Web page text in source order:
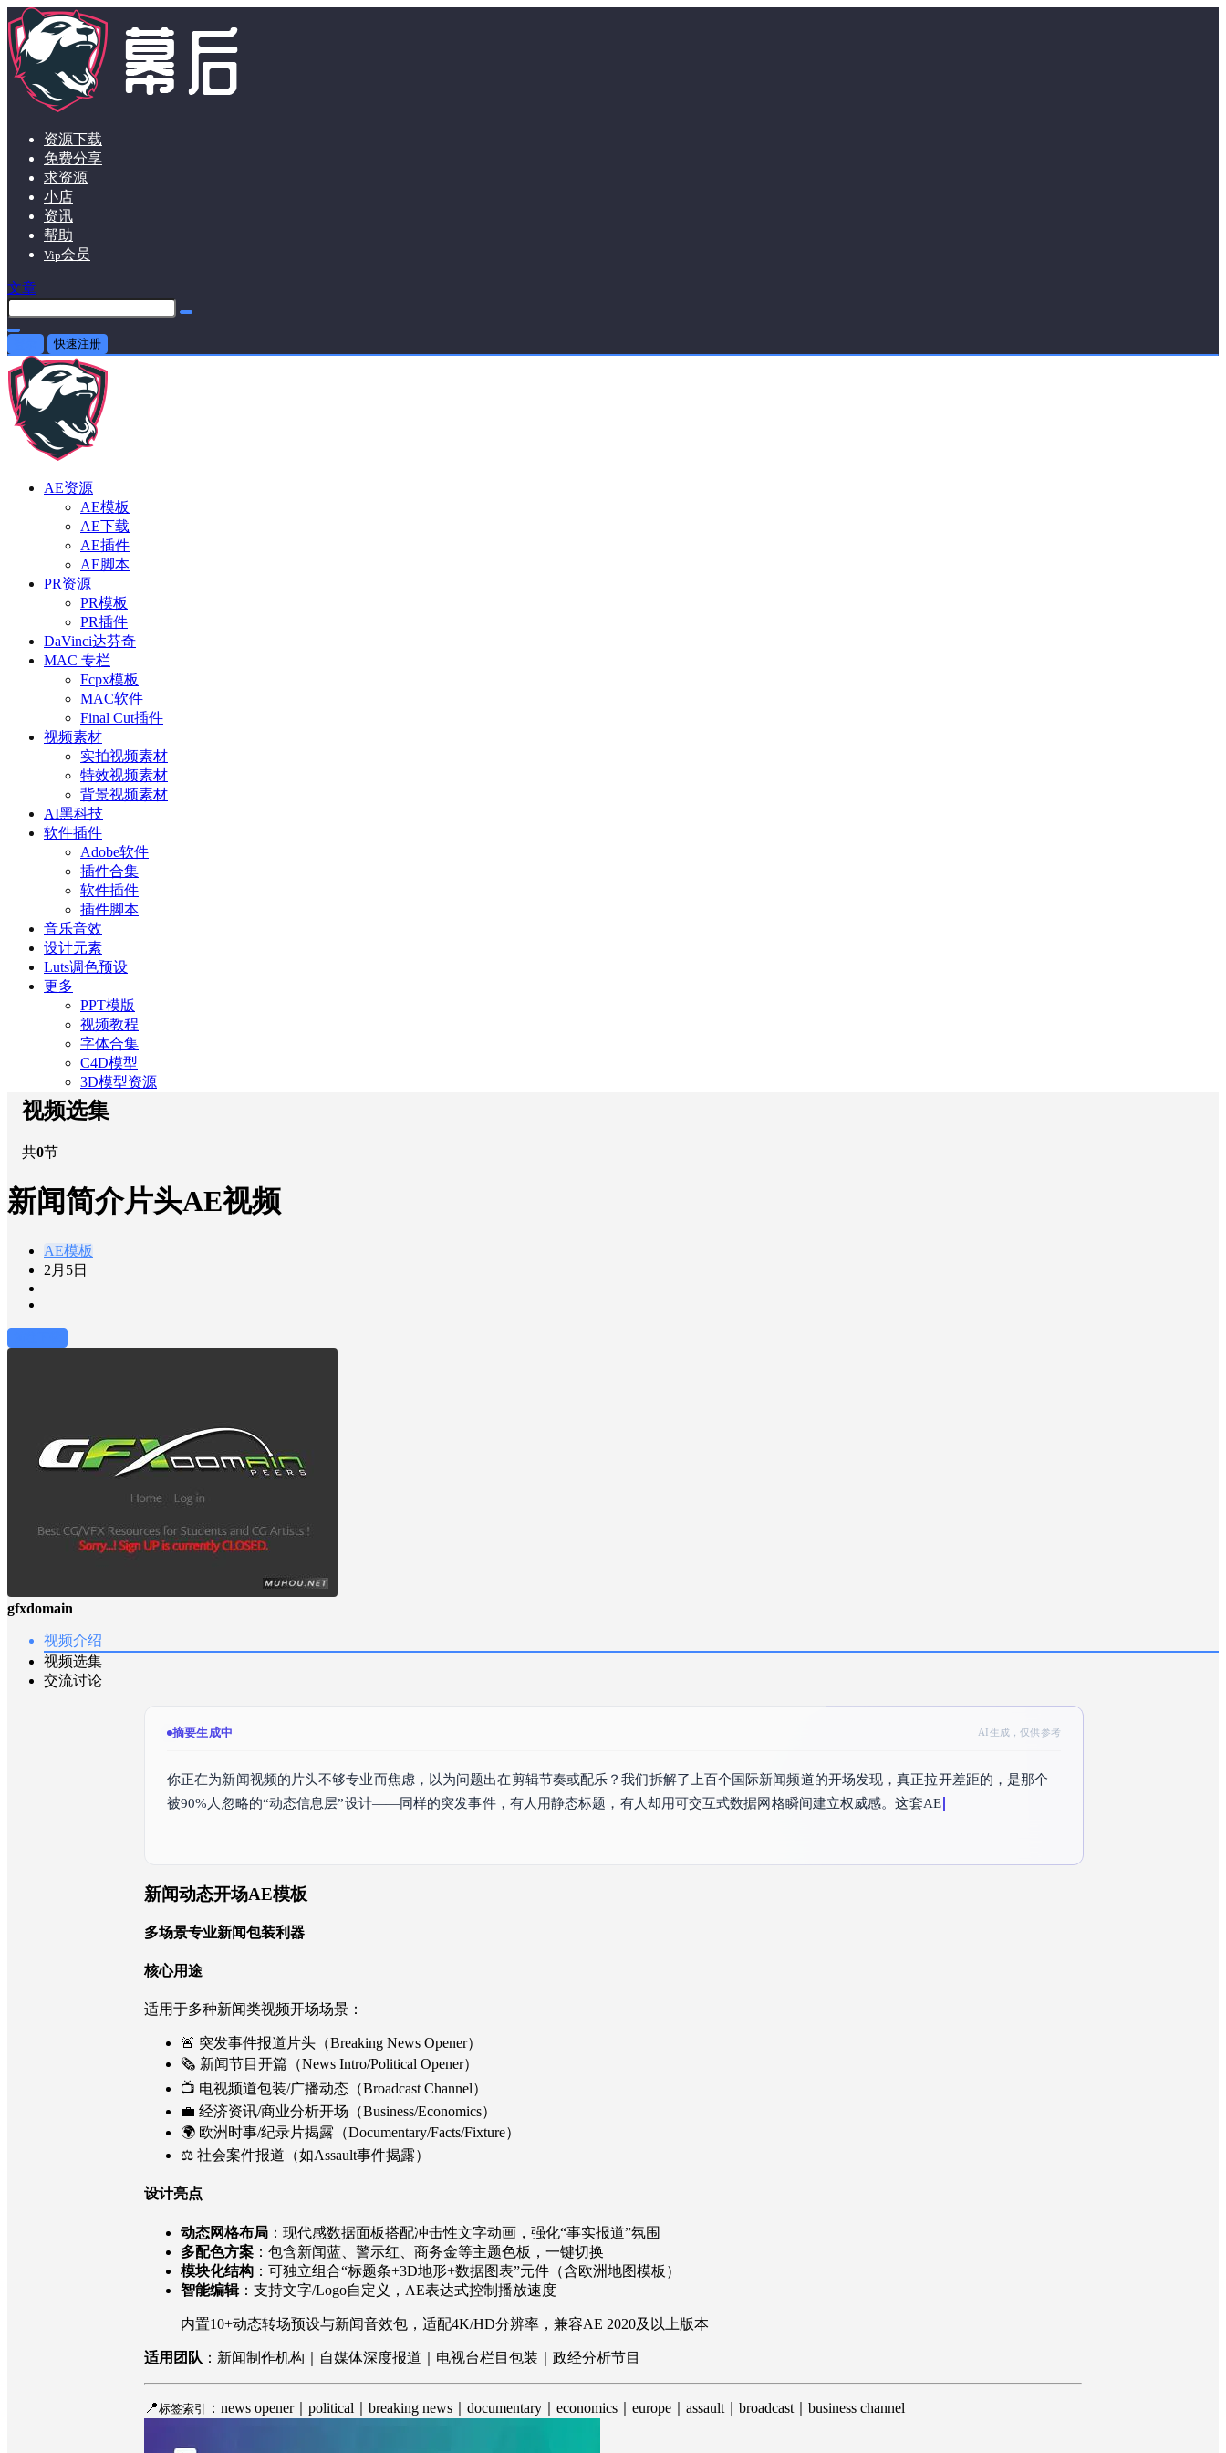
资源下载
免费分享
求资源
小店
资讯
帮助
Vip会员
文章
快速注册
AE资源
AE模板
AE下载
AE插件
AE脚本
PR资源
PR模板
PR插件
DaVinci达芬奇
MAC 专栏
Fcpx模板
MAC软件
Final Cut插件
视频素材
实拍视频素材
特效视频素材
背景视频素材
AI黑科技
软件插件
Adobe软件
插件合集
软件插件
插件脚本
音乐音效
设计元素
Luts调色预设
更多
PPT模版
视频教程
字体合集
C4D模型
3D模型资源
视频选集
共0节
新闻简介片头AE视频
AE模板
2月5日
gfxdomain
视频介绍
视频选集
交流讨论
摘要生成中 AI生成，仅供参考
你正在为新闻视频的片头不够专业而焦虑，以为问题出在剪辑节奏或配乐？我们拆解了上百个国际新闻频道的开场发现，真正拉开差距的，是那个
被90%人忽略的“动态信息层”设计——同样的突发事件，有人用静态标题，有人却用可交互式数据网格瞬间建立权威感。这套AE模板里藏着的模块
新闻动态开场AE模板
多场景专业新闻包装利器
核心用途
适用于多种新闻类视频开场场景：
🚨 突发事件报道片头（Breaking News Opener）
🗞️ 新闻节目开篇（News Intro/Political Opener）
📺 电视频道包装/广播动态（Broadcast Channel）
💼 经济资讯/商业分析开场（Business/Economics）
🌍 欧洲时事/纪录片揭露（Documentary/Facts/Fixture）
⚖️ 社会案件报道（如Assault事件揭露）
设计亮点
动态网格布局 ：现代感数据面板搭配冲击性文字动画，强化“事实报道”氛围
多配色方案 ：包含新闻蓝、警示红、商务金等主题色板，一键切换
模块化结构 ：可独立组合“标题条+3D地形+数据图表”元件（含欧洲地图模板）
智能编辑：支持文字/Logo自定义，AE表达式控制播放速度
内置10+动态转场预设与新闻音效包，适配4K/HD分辨率，兼容AE 2020及以上版本
适用团队 ：新闻制作机构｜自媒体深度报道｜电视台栏目包装｜政经分析节目
📍标签索引 ：news opener｜political｜breaking news｜documentary｜economics｜europe｜assault｜broadcast｜business channel